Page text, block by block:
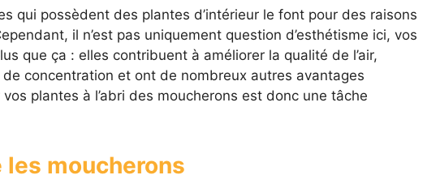
qui possèdent des plantes d’intérieur le font pour des raisons
il n’est pas uniquement question d’esthétisme ici, vos
que ça : elles contribuent à améliorer la qualité de l’air,
concentration et ont de nombreux autres avantages
plantes à l’abri des moucherons est donc une tâche
les moucherons